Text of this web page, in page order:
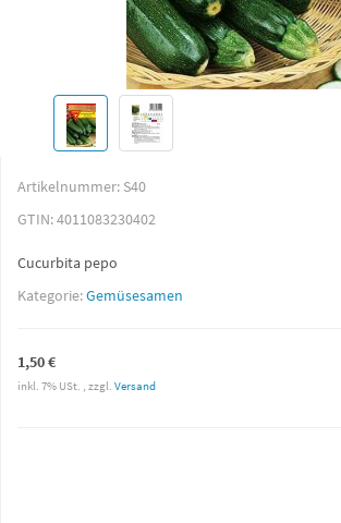
Artikelnummer: S40
GTIN:4011083230402
Cucurbita pepo
Kategorie:Gemüsesamen
1,50 €
inkl. 7% USt. , zzgl. Versand